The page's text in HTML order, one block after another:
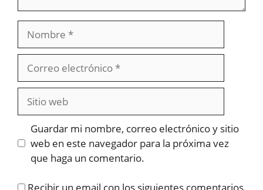
Nombre
electrónico
Sitio
web
Guardar mi nombre, correo electrónico y sitio
web en este navegador para la próxima vez
que haga un comentario.